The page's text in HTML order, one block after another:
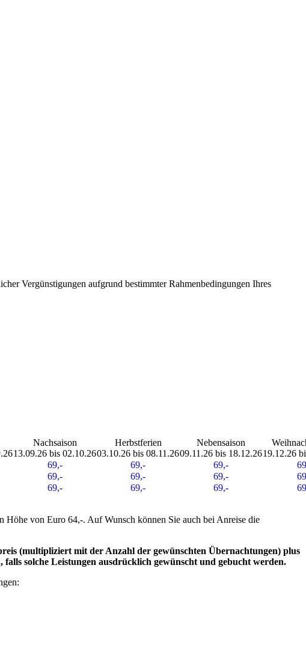
Vergünstigungen aufgrund bestimmter Rahmenbedingungen Ihres
Nachsaison
13.09.26 bis 02.10.26
Herbstferien
03.10.26 bis 08.11.26
Nebensaison
09.11.26 bis 18.12.2619.12.26
69,- 69,- 69,-
69,- 69,- 69,-
69,- 69,- 69,-
Höhe von Euro 64,-. Auf Wunsch können Sie auch bei Anreise die
(multipliziert mit der Anzahl der gewünschten Übernachtungen) plus
solche Leistungen ausdrücklich gewünscht und gebucht werden.
: